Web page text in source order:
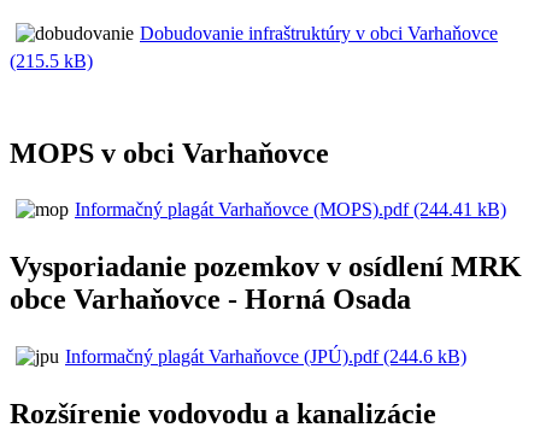
Dobudovanie infraštruktúry v obci Varhaňovce
(215.5 kB)
MOPS v obci Varhaňovce
Informačný plagát Varhaňovce (MOPS).pdf (244.41 kB)
Vysporiadanie pozemkov v osídlení MRK
obce Varhaňovce - Horná Osada
Informačný plagát Varhaňovce (JPÚ).pdf (244.6 kB)
Rozšírenie vodovodu a kanalizácie